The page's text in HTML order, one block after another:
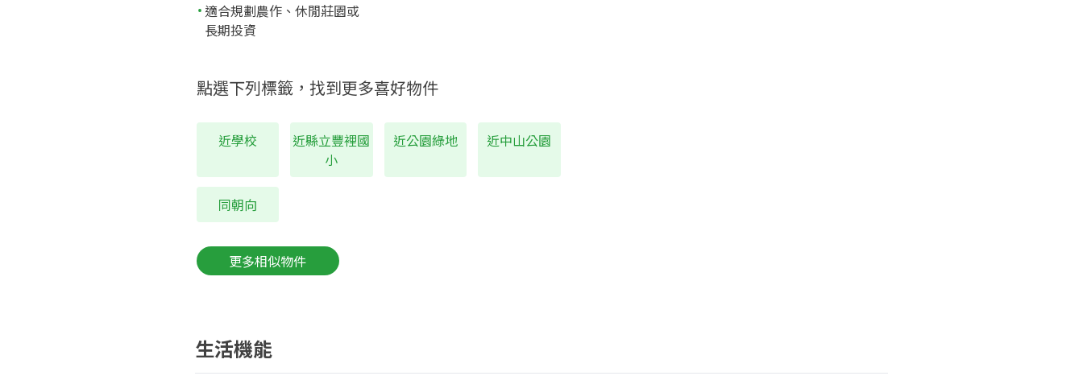
適合規劃農作、休閒莊園或
長期投資
點選下列標籤，找到更多喜好物件
近學校
近縣立豐裡國
小
近公園綠地 近中山公園
同朝向
更多相似物件
生活機能